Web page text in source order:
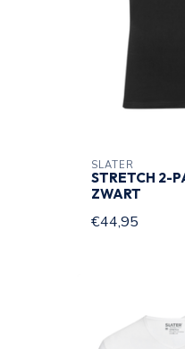
SLATER
STRETCH 2-
ZWART
€44,95